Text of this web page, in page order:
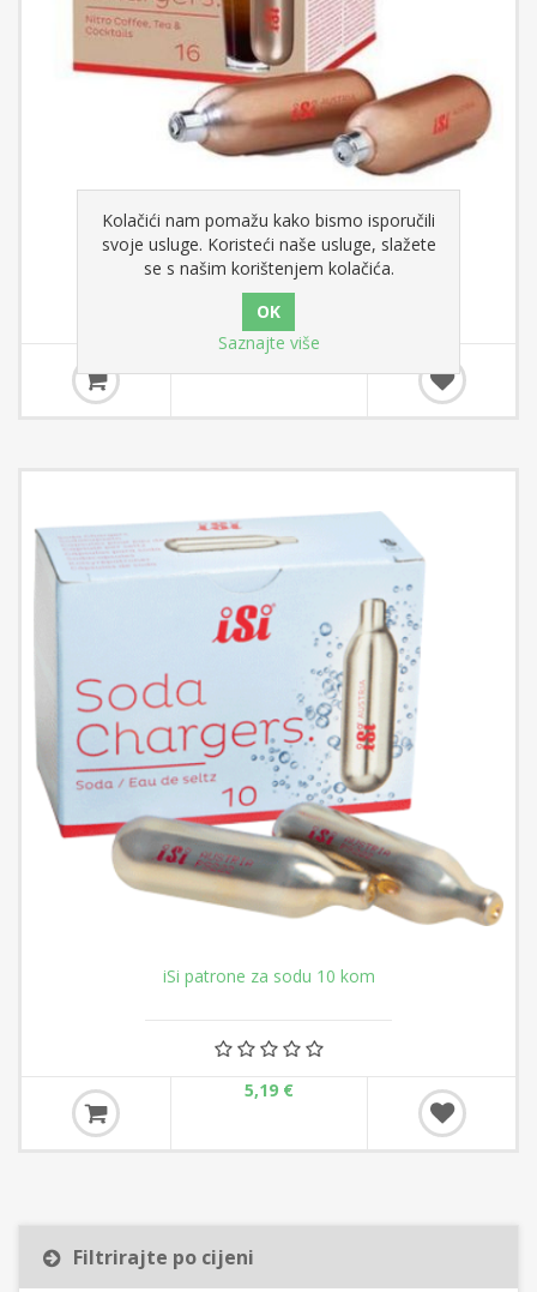
iSi Nitro patrone 16 kom
12,45 €
iSi patrone za sodu 10 kom
5,19 €
Filtrirajte po cijeni
Kolačići nam pomažu kako bismo isporučili
svoje usluge. Koristeći naše usluge, slažete
se s našim korištenjem kolačića.
Saznajte više